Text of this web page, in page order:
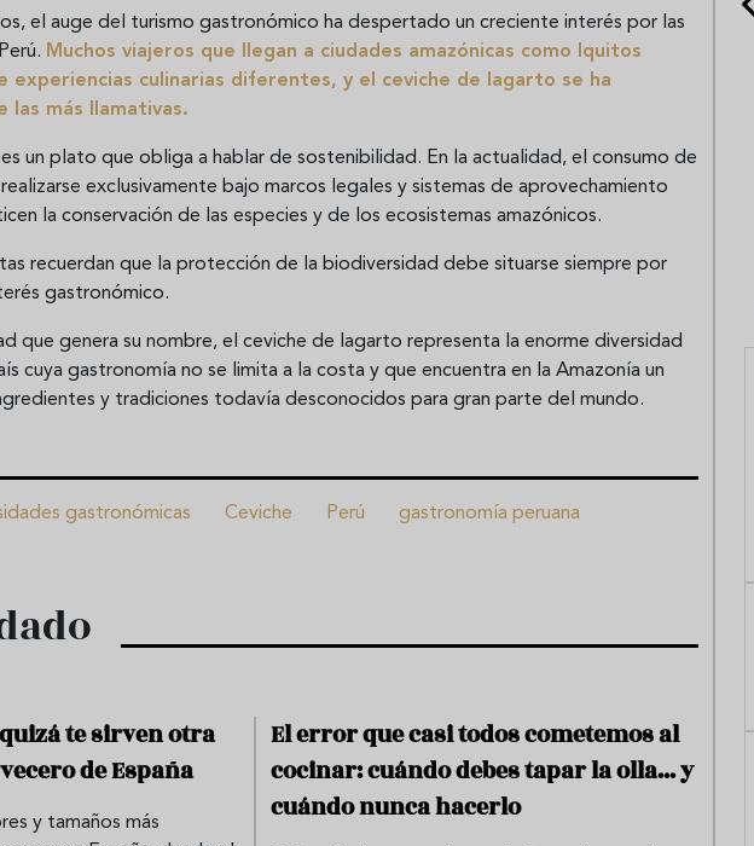
el auge del turismo gastronómico ha despertado un creciente interés por las
Muchos viajeros que llegan a ciudades amazónicas como Iquitos
experiencias culinarias diferentes, y el ceviche de lagarto se ha
las más llamativas.
un plato que obliga a hablar de sostenibilidad. En la actualidad, el consumo de
exclusivamente bajo marcos legales y sistemas de aprovechamiento
la conservación de las especies y de los ecosistemas amazónicos.
recuerdan que la protección de la biodiversidad debe situarse siempre por
gastronómico.
que genera su nombre, el ceviche de lagarto representa la enorme diversidad
cuya gastronomía no se limita a la costa y que encuentra en la Amazonía un
y tradiciones todavía desconocidos para gran parte del mundo.
gastronómicas Ceviche Perú gastronomía peruana
te sirven otra
de España
y tamaños más
El error que casi todos cometemos al
cocinar: cuándo debes tapar la olla... y
cuándo nunca hacerlo